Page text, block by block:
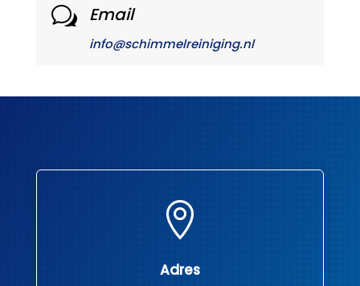
w Email
info@schimmelreiniging.nl

Adres